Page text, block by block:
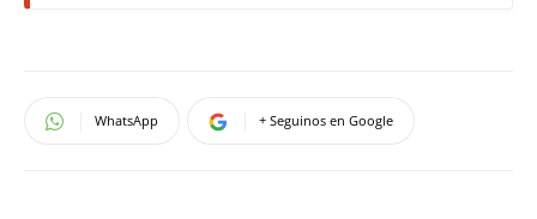
WhatsApp + Seguinos en Google